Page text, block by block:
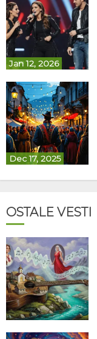
Jan 12, 2026
Dec 17, 2025
OSTALE VESTI